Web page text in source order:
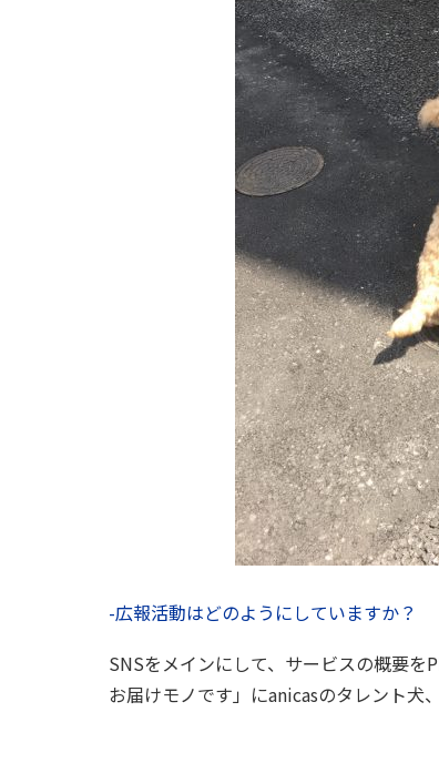
-広報活動はどのようにしていますか？
SNSをメインにして、サービスの概要
お届けモノです」にanicasのタレント犬